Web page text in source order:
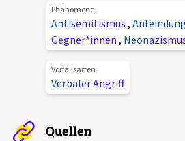
Veranstaltungen
Pressemitteilungen
Podcasts
Über uns
Projektbeschreibung
Kontakt
Unterstützer_innen
Spenden
Phänomene
Antisemitismus ,
Gegner*innen ,
Vorfallsarten
Verbaler Angriff
Quellen